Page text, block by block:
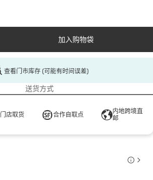
加入购物袋
查看门市库存 (可能有时间误差)
送货方式
门店取货 合作自取点
内地跨境直
邮